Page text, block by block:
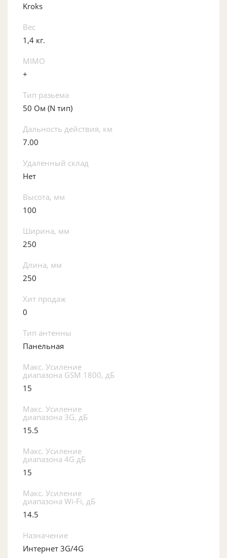
Kroks
Вес
1,4 кг.
MIMO
+
Тип разьема
50 Ом (N тип)
Дальность действия, км
7.00
Удаленный склад
Нет
Высота, мм
100
Ширина, мм
250
Длина, мм
250
Хит продаж
0
Тип антенны
Панельная
Макс. Усиление
диапазона GSM 1800, дБ
15
Макс. Усиление
диапазона 3G, дБ
15.5
Макс. Усиление
диапазона 4G дБ
15
Макс. Усиление
диапазона Wi-Fi, дБ
14.5
Назначение
Интернет 3G/4G